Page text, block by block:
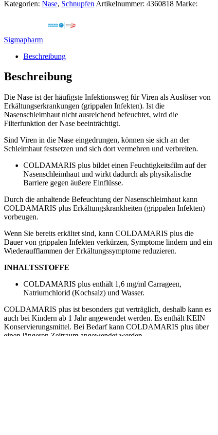
Kategorien: Nase, Schnupfen Artikelnummer: 4360818 Marke:
Sigmapharm
Beschreibung
Beschreibung
Die Nase ist der häufigste Infektionsweg für Viren als Auslöser von
Erkältungserkrankungen (grippalen Infekten). Ist die
Nasenschleimhaut nicht ausreichend befeuchtet, wird die
Filterfunktion der Nase beeinträchtigt.
Sind Viren in die Nase eingedrungen, können sie sich an der
Schleimhaut festsetzen und sich dort vermehren und verbreiten.
COLDAMARIS plus bildet einen Feuchtigkeitsfilm auf der
Nasenschleimhaut und wirkt dadurch als physikalische
Barriere gegen äußere Einflüsse.
Durch die anhaltende Befeuchtung der Nasenschleimhaut kann
COLDAMARIS plus Erkältungskrankheiten (grippalen Infekten)
vorbeugen.
Wenn Sie bereits erkältet sind, kann COLDAMARIS plus die
Dauer von grippalen Infekten verkürzen, Symptome lindern und ein
Wiederaufflammen der Erkältungssymptome reduzieren.
INHALTSSTOFFE
COLDAMARIS plus enthält 1,6 mg/ml Carrageen,
Natriumchlorid (Kochsalz) und Wasser.
COLDAMARIS plus ist besonders gut verträglich, deshalb kann es
auch bei Kindern ab 1 Jahr angewendet werden. Es enthält KEIN
Konservierungsmittel. Bei Bedarf kann COLDAMARIS plus über
einen längeren Zeitraum angewendet werden.